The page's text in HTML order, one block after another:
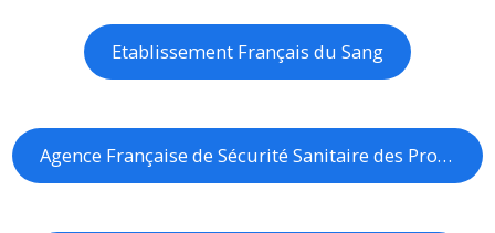
Etablissement Français du Sang
Agence Française de Sécurité Sanitaire des Produits de Santé